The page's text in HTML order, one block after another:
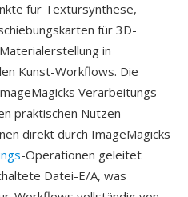
für Textursynthese,
für 3D-
in
Kunst-Workflows. Die
Verarbeitungs-
praktischen Nutzen —
direkt durch ImageMagicks
-Operationen geleitet
Datei-E/A, was